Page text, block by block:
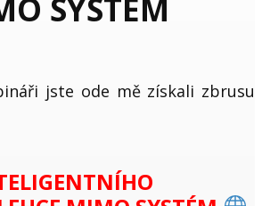
SYSTÉM
jste ode mě získali zbrusu